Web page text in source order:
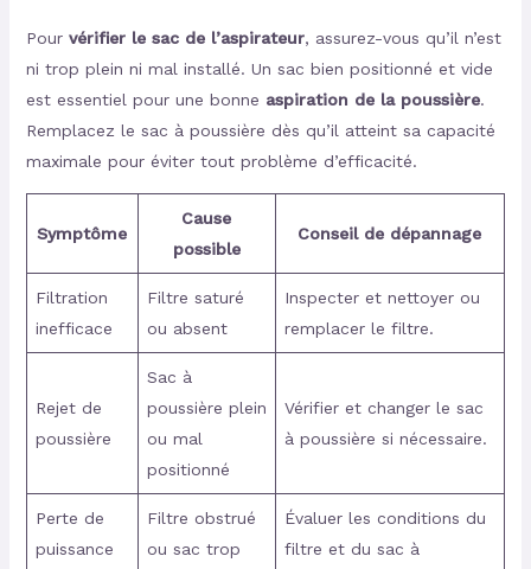
Pour vérifier le sac de l’aspirateur, assurez-vous qu’il n’est
ni trop plein ni mal installé. Un sac bien positionné et vide
est essentiel pour une bonne aspiration de la poussière.
Remplacez le sac à poussière dès qu’il atteint sa capacité
maximale pour éviter tout problème d’efficacité.
Symptôme
Cause
possible
Conseil de dépannage
Filtration
inefficace
Filtre saturé
ou absent
Inspecter et nettoyer ou
remplacer le filtre.
Rejet de
poussière
Sac à
poussière plein
ou mal
positionné
Vérifier et changer le sac
à poussière si nécessaire.
Perte de
puissance
Filtre obstrué
ou sac trop
Évaluer les conditions du
filtre et du sac à